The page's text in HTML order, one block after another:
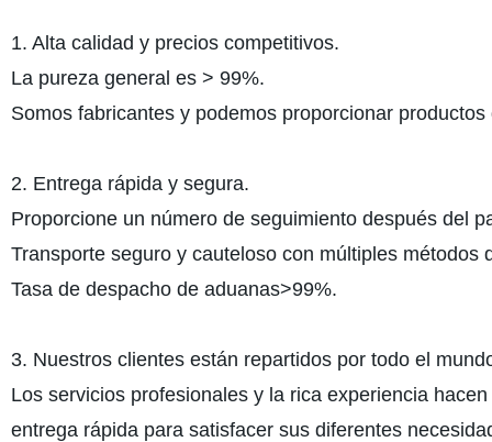
1. Alta calidad y precios competitivos.
La pureza general es > 99%.
Somos fabricantes y podemos proporcionar
2. Entrega rápida y segura.
Proporcione un número de seguimiento después del
Transporte seguro y cauteloso con múltiples métodos
Tasa de despacho de aduanas>99%.
3. Nuestros clientes están repartidos por todo el
Los servicios profesionales y la rica experiencia
entrega rápida para satisfacer sus diferentes